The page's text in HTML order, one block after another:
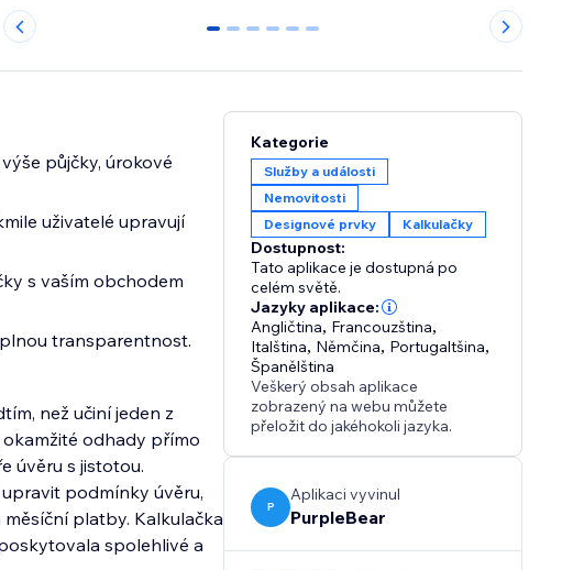
0 1 2 3 4 5
půjčky, úrokové
uživatelé upravují
s vaším obchodem
transparentnost.
než učiní jeden z
odhady přímo
úvěru s jistotou.
podmínky úvěru,
platby. Kalkulačka
spolehlivé a
Kategorie
Služby a události
Nemovitosti
Designové prvky
Kalkulačky
Dostupnost:
Tato aplikace je dostupná po
celém světě.
Jazyky aplikace:
Angličtina, Francouzština,
Italština, Němčina, Portugaltšina,
Španělština
Veškerý obsah aplikace
zobrazený na webu můžete
přeložit do jakéhokoli jazyka.
P
Aplikaci vyvinul
PurpleBear